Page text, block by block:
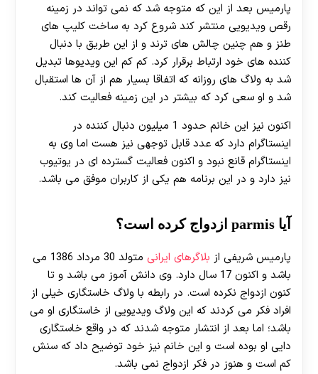
پارمیس بعد از این که متوجه شد که نمی تواند در زمینه
رقص ویدیویی منتشر کند شروع کرد به ساخت کلیپ های
طنز و هم چنین چالش های ترند و از این طریق با دنبال
کننده های خود ارتباط برقرار کرد. کم کم این ویدیوها تبدیل
شد به ولاگ های روزانه که اتفاقا بسیار هم از آن ها استقبال
شد و او سعی کرد که بیشتر در این زمینه فعالیت کند.
اکنون نیز این خانم حدود 1 میلیون دنبال کننده در
اینستاگرام دارد که عدد قابل توجهی نیز هست اما وی به
اینستاگرام قانع نبود و اکنون فعالیت گسترده ای در یوتیوب
نیز دارد و در این برنامه هم یکی از کاربران موفق می باشد.
آیا parmis ازدواج کرده است؟
پارمیس شریفی از بلاگرهای ایرانی
متولد 30 مرداد 1386 می
باشد و اکنون 17 سال دارد. وی دانش آموز می باشد و تا
کنون ازدواج نکرده است. در رابطه با ولاگ خاستگاری خیلی از
افراد فکر می کردند که این ولاگ ویدیویی از خاستگاری او می
باشد؛ اما بعد از انتشار متوجه شدند که در واقع خاستگاری
دایی او بوده است و این خانم نیز خود توضیح داد که سنش
کم است و هنوز در فکر ازدواج نمی باشد.